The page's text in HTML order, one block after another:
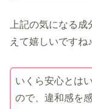
上記の気になる
えて嬉しいですね♪
いくら安心とは
ので、違和感を